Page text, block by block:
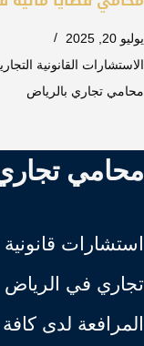
يوليو 20, 2025
الاستشارات القانونية
محامي تجاري بالرياض
محامي
استشارات
تجاري في
المرافعة لدى